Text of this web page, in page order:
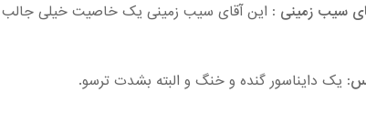
سیب زمینی : این آقای سیب زمینی یک خاصیت خیلی جالب
: یک دایناسور گنده و خنگ و البته بشدت ترسو.